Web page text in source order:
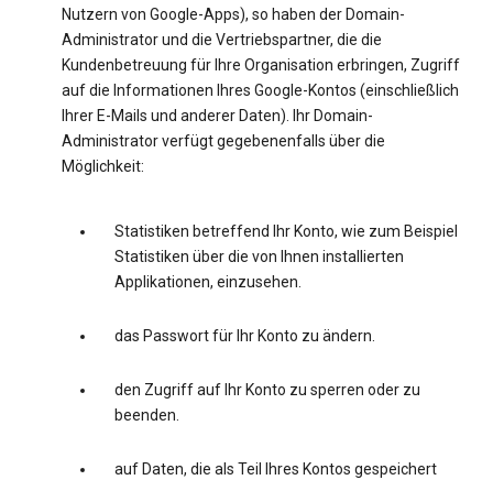
Nutzern von Google-Apps), so haben der Domain-
Administrator und die Vertriebspartner, die die
Kundenbetreuung für Ihre Organisation erbringen, Zugriff
auf die Informationen Ihres Google-Kontos (einschließlich
Ihrer E-Mails und anderer Daten). Ihr Domain-
Administrator verfügt gegebenenfalls über die
Möglichkeit:
Statistiken betreffend Ihr Konto, wie zum Beispiel
Statistiken über die von Ihnen installierten
Applikationen, einzusehen.
das Passwort für Ihr Konto zu ändern.
den Zugriff auf Ihr Konto zu sperren oder zu
beenden.
auf Daten, die als Teil Ihres Kontos gespeichert